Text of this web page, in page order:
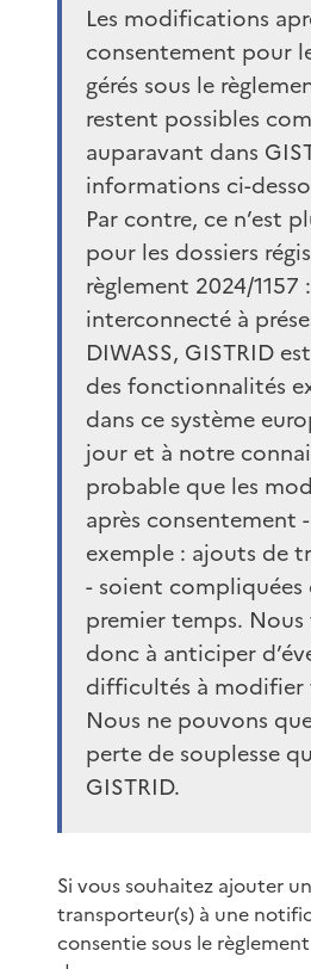
Les modifications
consentement pour
gérés sous le
restent possibles
auparavant dans
informations ci-
Par contre, ce n’est
pour les dossiers
règlement 2024/1157 :
interconnecté à
DIWASS, GISTRID
des fonctionnalités
dans ce système
jour et à notre
probable que les
après consentement
exemple : ajouts de
- soient compliquées
premier temps.
donc à anticiper
difficultés à modifier
Nous ne pouvons
perte de souplesse
GISTRID.
Si vous souhaitez ajouter
transporteur(s) à une
consentie sous le